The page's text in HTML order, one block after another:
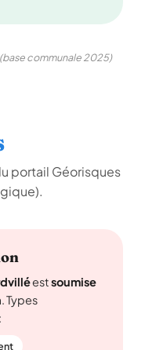
communale 2025)
portail Géorisques
estsoumise
. Types